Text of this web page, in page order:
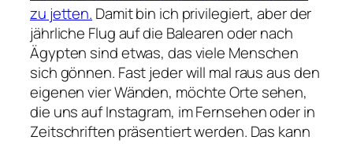
zu jetten. Damit bin ich privilegiert, aber der
jährliche Flug auf die Balearen oder nach
Ägypten sind etwas, das viele Menschen
sich gönnen. Fast jeder will mal raus aus den
eigenen vier Wänden, möchte Orte sehen,
die uns auf Instagram, im Fernsehen oder in
Zeitschriften präsentiert werden. Das kann